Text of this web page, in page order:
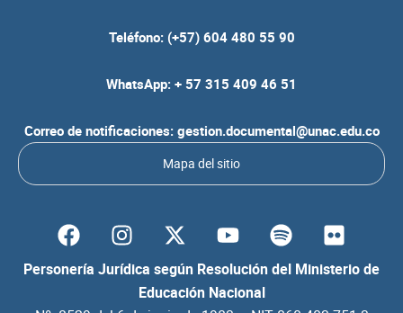
Teléfono: (+57) 604 480 55 90
WhatsApp: + 57 315 409 46 51
Correo de notificaciones: gestion.documental@unac.edu.co
Mapa del sitio
Personería Jurídica según Resolución del Ministerio de
Educación Nacional
F
a
c
I
n
s
Y
o
u
t
S
p
o
F
l
i